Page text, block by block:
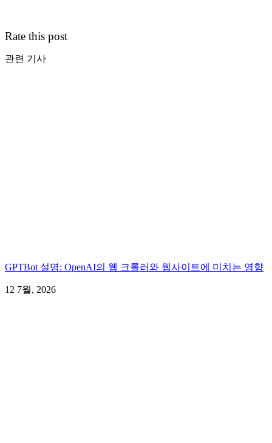
Rate this post
관련 기사
GPTBot 설명: OpenAI의 웹 크롤러와 웹사이트에 미치는 영향
12 7월, 2026